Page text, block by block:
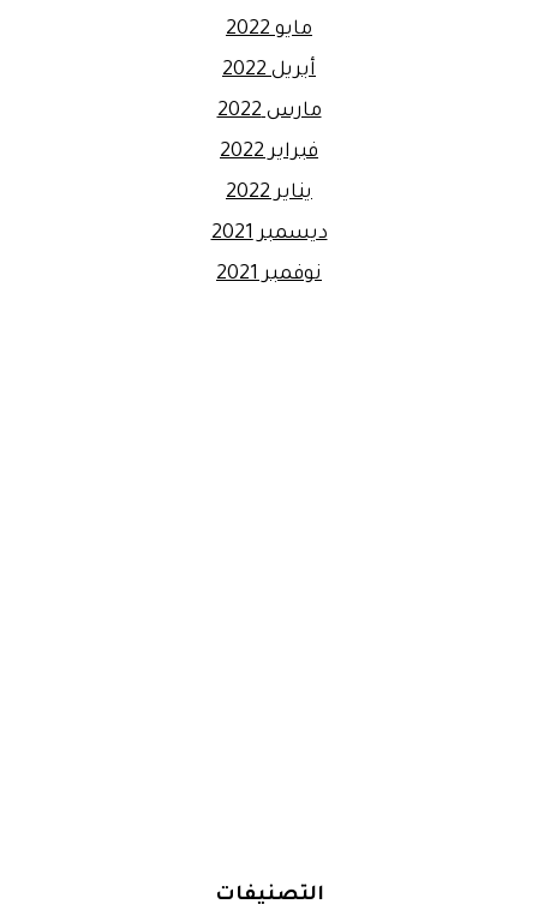
مايو 2022
أبريل 2022
مارس 2022
فبراير 2022
يناير 2022
ديسمبر 2021
نوفمبر 2021
التصنيفات